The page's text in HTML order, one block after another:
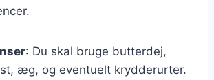
: Du skal bruge butterdej,
æg, og eventuelt krydderurter.